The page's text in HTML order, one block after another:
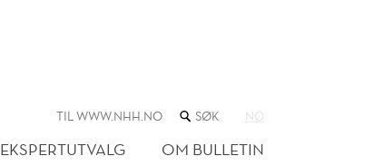
TIL WWW.NHH.NO SØK
NETTSTEDET
NO
EKSPERTUTVALG OM BULLETIN